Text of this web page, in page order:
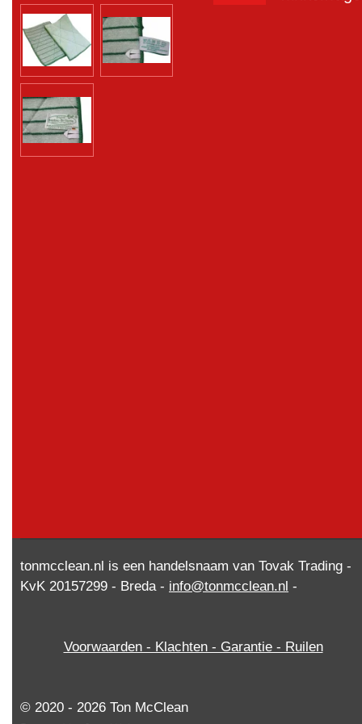
tonmcclean.nl is een handelsnaam van Tovak Trading -
KvK 20157299 - Breda - info@tonmcclean.nl -
Voorwaarden - Klachten - Garantie - Ruilen
© 2020 - 2026 Ton McClean